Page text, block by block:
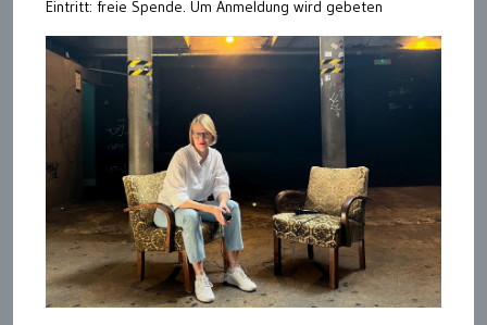
Eintritt: freie Spende. Um Anmeldung wird gebeten